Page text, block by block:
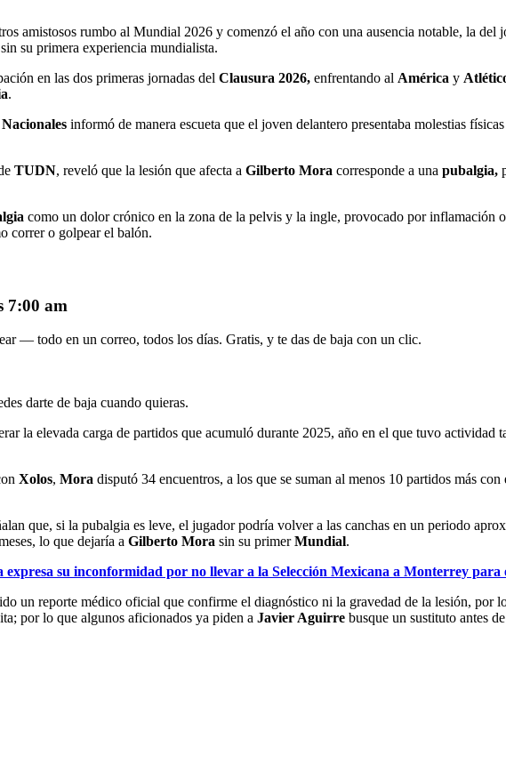
amistosos rumbo al Mundial 2026 y comenzó el año con una ausencia notable, la del
su primera experiencia mundialista.
en las dos primeras jornadas del Clausura 2026, enfrentando al América y
.
informó de manera escueta que el joven delantero presentaba molestias
TUDN, reveló que la lesión que afecta a Gilberto Mora corresponde a una pubalgia,
como un dolor crónico en la zona de la pelvis y la ingle, provocado por inflamación
correr o golpear el balón.
7:00 am
— todo en un correo, todos los días. Gratis, y te das de baja con un clic.
darte de baja cuando quieras.
la elevada carga de partidos que acumuló durante 2025, año en el que tuvo
Xolos, Mora disputó 34 encuentros, a los que se suman al menos 10 partidos más con
que, si la pubalgia es leve, el jugador podría volver a las canchas en un periodo
lo que dejaría a Gilberto Mora sin su primerMundial.
expresa su inconformidad por no llevar a la Selección Mexicana a Monterrey para
un reporte médico oficial que confirme el diagnóstico ni la gravedad de la lesión, por
por lo que algunos aficionados ya piden a Javier Aguirre busque un sustituto antes